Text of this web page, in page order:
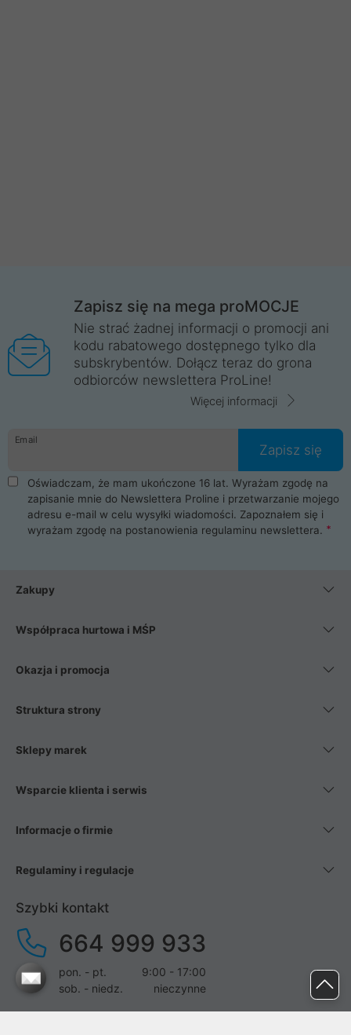
Zapisz się na mega proMOCJE
Nie strać żadnej informacji o promocji ani
kodu rabatowego dostępnego tylko dla
subskrybentów. Dołącz teraz do grona
odbiorców newslettera ProLine!
Więcej informacji
Email
Zapisz się
Oświadczam, że mam ukończone 16 lat. Wyrażam zgodę na
zapisanie mnie do Newslettera Proline i przetwarzanie mojego
adresu e-mail w celu wysyłki wiadomości. Zapoznałem się i
wyrażam zgodę na postanowienia regulaminu newslettera.
Zakupy
Współpraca hurtowa i MŚP
Okazja i promocja
Struktura strony
Sklepy marek
Wsparcie klienta i serwis
Informacje o firmie
Regulaminy i regulacje
Szybki kontakt
664 999 933
pon. - pt.
9:00 - 17:00
sob. - niedz.
nieczynne